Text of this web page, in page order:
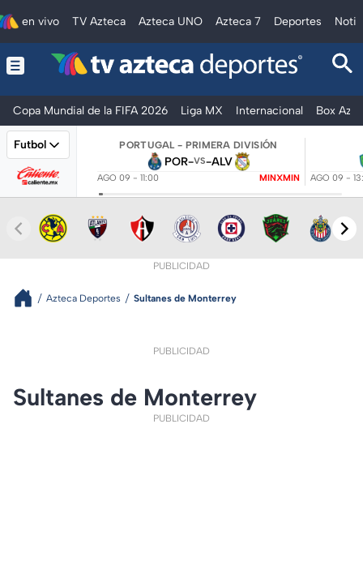
en vivo TV Azteca Azteca UNO Azteca 7 Deportes
Copa Mundial de la FIFA 2026 Liga MX Internacional Box
Futbol PORTUGAL - PRIMERA DIVISIÓN
POR-VS-ALV
AGO 09 - 11:00 MINXMIN AGO 09 -
PUBLICIDAD
Azteca Deportes Sultanes de Monterrey
PUBLICIDAD
Sultanes de Monterrey
PUBLICIDAD